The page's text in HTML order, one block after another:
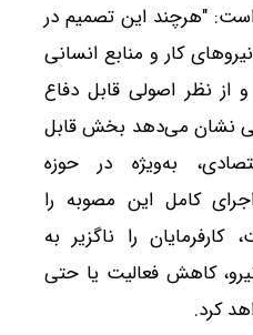
است: "هرچند این تصمیم در
کار و منابع انسانی
نظر اصولی قابل دفاع
نشان می‌دهد بخش قابل
به‌ویژه در حوزه
کامل این مصوبه را
را ناگزیر به
کاهش فعالیت یا حتی
کرد.